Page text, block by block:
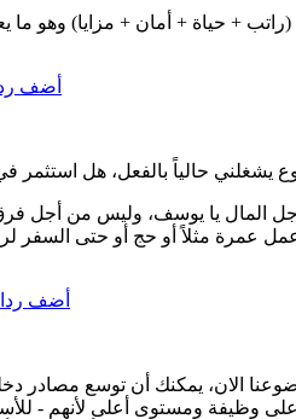
أضف
يشغلني حالياً بالفعل، هل
المال يا يوسف، وليس من أجل
عمرة مثلاً أو حج أو حتى السفر
أضف ردا
الان، يمكنك أن توسع
وظيفة ومستوى أعلى لأنهم -